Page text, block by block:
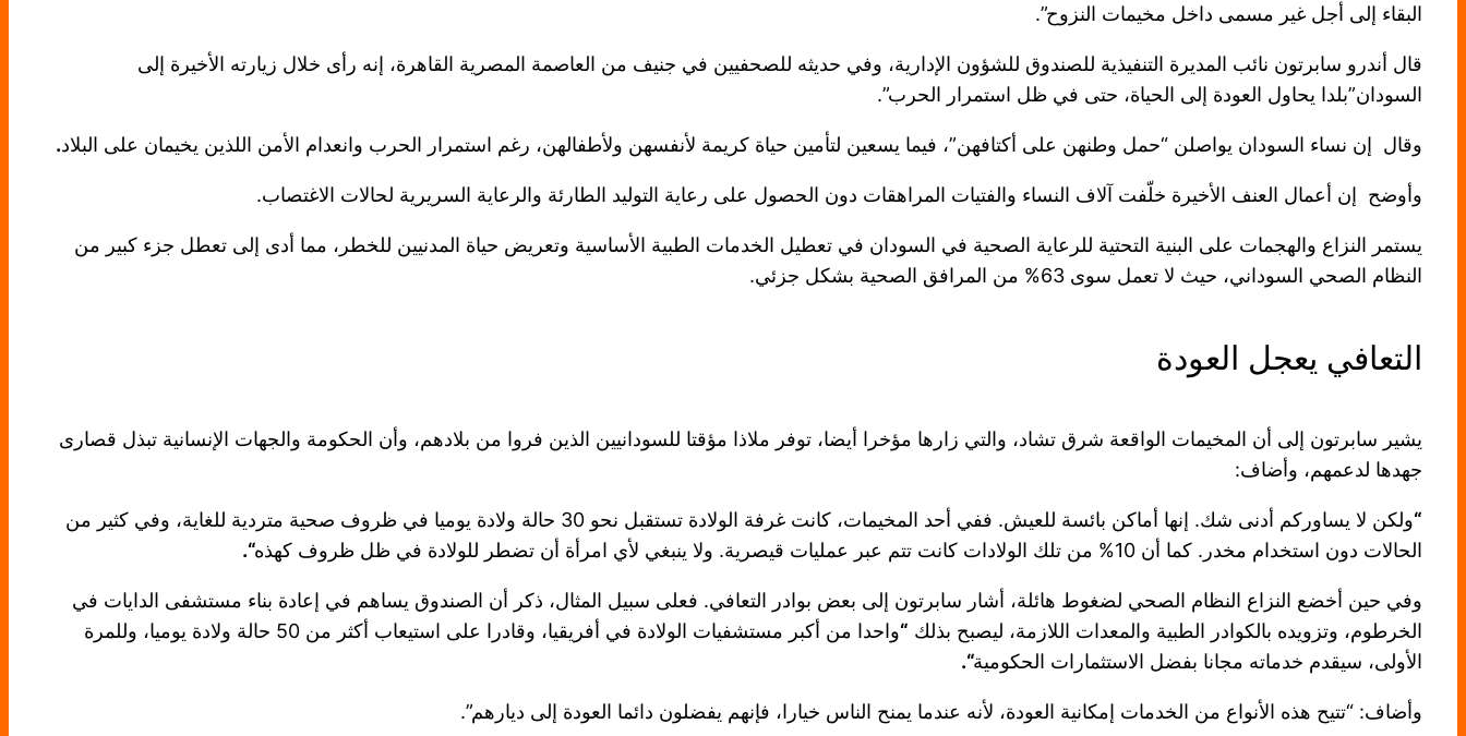
البقاء إلى أجل غير مسمى داخل مخيمات النزوح”.
قال أندرو سابرتون نائب المديرة التنفيذية للصندوق للشؤون الإدارية، وفي حديثه للصحفيين في جنيف من العاصمة المصرية القاهرة، إنه رأى خلال زيارته الأخيرة إلى
السودان”بلدا يحاول العودة إلى الحياة، حتى في ظل استمرار الحرب”.
وقال إن نساء السودان يواصلن “حمل وطنهن على أكتافهن”، فيما يسعين لتأمين حياة كريمة لأنفسهن ولأطفالهن، رغم استمرار الحرب وانعدام الأمن اللذين يخيمان على البلاد.
وأوضح إن أعمال العنف الأخيرة خلّفت آلاف النساء والفتيات المراهقات دون الحصول على رعاية التوليد الطارئة والرعاية السريرية لحالات الاغتصاب.
يستمر النزاع والهجمات على البنية التحتية للرعاية الصحية في السودان في تعطيل الخدمات الطبية الأساسية وتعريض حياة المدنيين للخطر، مما أدى إلى تعطل جزء كبير من
النظام الصحي السوداني، حيث لا تعمل سوى 63% من المرافق الصحية بشكل جزئي.
التعافي يعجل العودة
يشير سابرتون إلى أن المخيمات الواقعة شرق تشاد، والتي زارها مؤخرا أيضا، توفر ملاذا مؤقتا للسودانيين الذين فروا من بلادهم، وأن الحكومة والجهات الإنسانية تبذل قصارى
جهدها لدعمهم، وأضاف:
“
ولكن لا يساوركم أدنى شك. إنها أماكن بائسة للعيش. ففي أحد المخيمات، كانت غرفة الولادة تستقبل نحو 30 حالة ولادة يوميا في ظروف صحية متردية للغاية، وفي كثير من
الحالات دون استخدام مخدر. كما أن 10% من تلك الولادات كانت تتم عبر عمليات قيصرية. ولا ينبغي لأي امرأة أن تضطر للولادة في ظل ظروف كهذه
“.
وفي حين أخضع النزاع النظام الصحي لضغوط هائلة، أشار سابرتون إلى بعض بوادر التعافي. فعلى سبيل المثال، ذكر أن الصندوق يساهم في إعادة بناء مستشفى الدايات في
الخرطوم، وتزويده بالكوادر الطبية والمعدات اللازمة، ليصبح بذلك “
واحدا من أكبر مستشفيات الولادة في أفريقيا، وقادرا على استيعاب أكثر من 50 حالة ولادة يوميا، وللمرة
الأولى، سيقدم خدماته مجانا بفضل الاستثمارات الحكومية“.
وأضاف: “تتيح هذه الأنواع من الخدمات إمكانية العودة، لأنه عندما يمنح الناس خيارا، فإنهم يفضلون دائما العودة إلى ديارهم”.